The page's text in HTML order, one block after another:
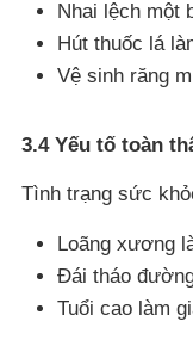
Nhai lệch một
Hút thuốc lá
Vệ sinh răng
3.4 Yếu tố toàn
Tình trạng sức
Loãng xương
Đái tháo
Tuổi cao làm